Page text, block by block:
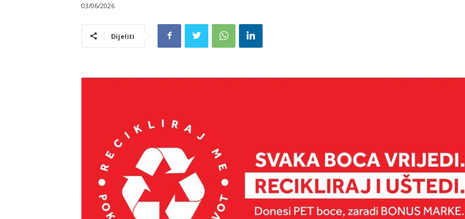
03/06/2026
Dijeliti